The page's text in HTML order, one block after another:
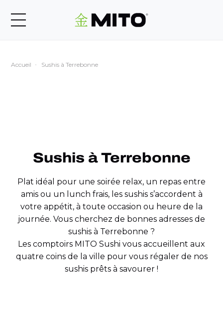
Accueil Sushis à Terrebonne
Sushis à Terrebonne
Plat idéal pour une soirée relax, un repas entre
amis ou un lunch frais, les sushis s’accordent à
votre appétit, à toute occasion ou heure de la
journée. Vous cherchez de bonnes adresses de
sushis à Terrebonne ?
Les comptoirs MITO Sushi vous accueillent aux
quatre coins de la ville pour vous régaler de nos
sushis prêts à savourer !